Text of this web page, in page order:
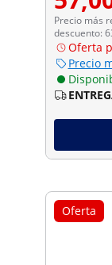
Precio más
descuento:
Oferta
Precio
Oferta